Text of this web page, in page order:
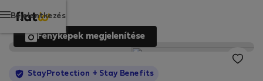
Bejelentkezés
Fényképek megjelenítése
StayProtection + Stay Benefits